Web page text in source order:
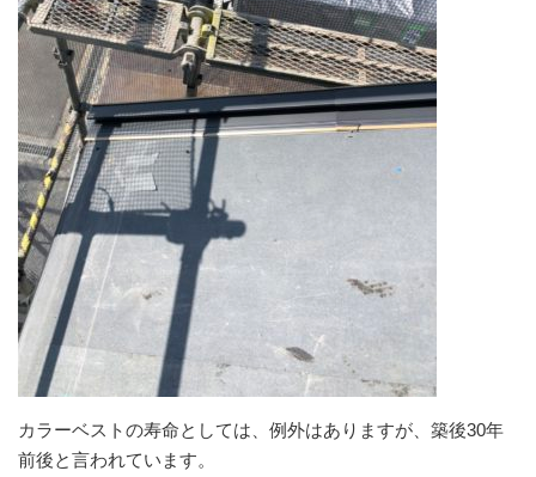
カラーベストの寿命としては、例外はありますが、築後30年
前後と言われています。